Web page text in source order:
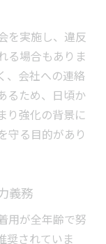
を実施し、違反
る場合もありま
、会社への連絡
るため、日頃か
り強化の背景に
守る目的があり
義務
用が全年齢で努
奨されていま